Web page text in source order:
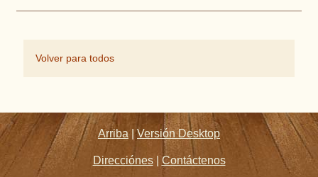
Volver para todos
Arriba |Versión Desktop
Direcciónes| Contáctenos